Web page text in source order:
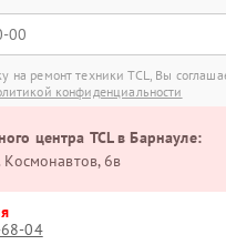
на ремонт техники TCL, Вы
конфиденциальности
центра TCL в Барнауле:
Космонавтов, 6в
04